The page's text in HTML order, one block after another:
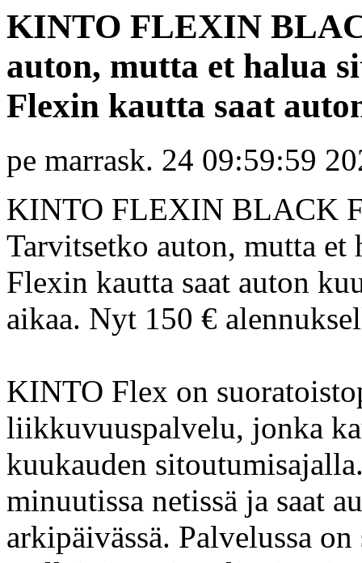
KINTO FLEXIN
auton, mutta et halua
Flexin kautta saat
pe marrask. 24 09:59:59
KINTO FLEXIN BLACK
Tarvitsetko auton, mutta
Flexin kautta saat auton
aikaa. Nyt 150 €
KINTO Flex on
liikkuvuuspalvelu, jonka
kuukauden
minuutissa netissä ja saat
arkipäivässä. Palvelussa